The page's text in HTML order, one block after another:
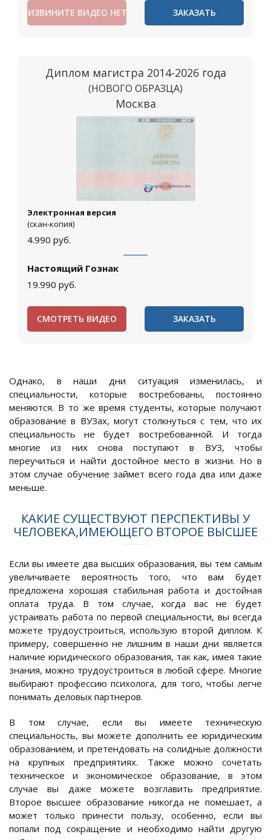
ИЗВИНИТЕ ВИДЕО НЕТ ЗАКАЗАТЬ
Диплом магистра 2014-2026 года
(НОВОГО ОБРАЗЦА)
Москва
Электронная версия
(скан-копия)
4.990 руб.
Настоящий Гознак
19.990 руб.
СМОТРЕТЬ ВИДЕО ЗАКАЗАТЬ
Однако, в наши дни ситуация изменилась, и
специальности, которые востребованы, постоянно
меняются. В то же время студенты, которые получают
образование в ВУЗах, могут столкнуться с тем, что их
специальность не будет востребованной. И тогда
многие из них снова поступают в ВУЗ, чтобы
переучиться и найти достойное место в жизни. Но в
этом случае обучение займет всего года два или даже
меньше.
КАКИЕ СУЩЕСТВУЮТ ПЕРСПЕКТИВЫ У
ЧЕЛОВЕКА,ИМЕЮЩЕГО ВТОРОЕ ВЫСШЕЕ
Если вы имеете два высших образования, вы тем самым
увеличиваете вероятность того, что вам будет
предложена хорошая стабильная работа и достойная
оплата труда. В том случае, когда вас не будет
устраивать работа по первой специальности, вы всегда
можете трудоустроиться, использую второй диплом. К
примеру, совершенно не лишним в наши дни является
наличие юридического образования, так как, имея такие
знания, можно трудоустроиться в любой сфере. Многие
выбирают профессию психолога, для того, чтобы легче
понимать деловых партнеров.
В том случае, если вы имеете техническую
специальность, вы можете дополнить ее юридическим
образованием, и претендовать на солидные должности
на крупных предприятиях. Также можно сочетать
техническое и экономическое образование, в этом
случае вы даже можете возглавить предприятие.
Второе высшее образование никогда не помешает, а
может только принести пользу, особенно, если вы
попали под сокращение и необходимо найти другую